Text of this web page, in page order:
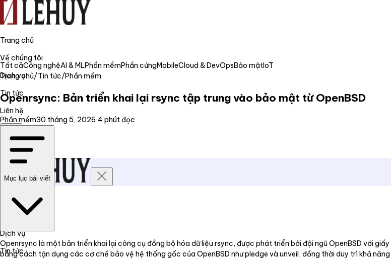
Trang chủ
Về chúng tôi
Dịch vụ
Tin tức
Liên hệ
Trang chủ
Về chúng tôi
Dịch vụ
Tin tức
Tất cảCông nghệAI & MLPhần mềmPhần cứngMobileCloud & DevOpsBảo mậtIoT
Trang chủ/Tin tức/Phần mềm
Openrsync: Bản triển khai lại rsync tập trung vào bảo mật từ OpenBSD
Phần mềm30 tháng 5, 2026·4 phút đọc
Mục lục bài viết
Openrsync là một bản triển khai lại công cụ đồng bộ hóa dữ liệu rsync, được phát triển bởi đội ngũ OpenBSD với
bằng cách tận dụng các cơ chế bảo vệ hệ thống gốc của OpenBSD như pledge và unveil, đồng thời duy trì khả